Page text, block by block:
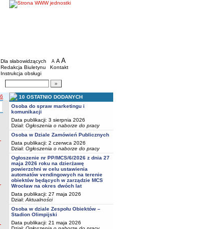
BIP - Młodzieżowe Centrum Sportu we
Menu dodatkowe
Dla słabowidzących A pomniejsz czcionkę
A standardowy rozmiar czcionki
A
Redakcja Biuletynu
Kontakt
Instrukcja obsługi
Wyszukiwarka artykułów
10 OSTATNIO DODANYCH
Osoba do spraw marketingu i
komunikacji
Data publikacji: 3 sierpnia 2026
Dział: Ogłoszenia o naborze do pracy
Osoba w Dziale Zamówień Publicznych
Data publikacji: 2 czerwca 2026
Dział: Ogłoszenia o naborze do pracy
Ogłoszenie nr PP/MCS/6/2026 z dnia 27
maja 2026 roku na dzierżawę
powierzchni w celu ustawienia
automatów vendingowych na terenie
obiektów będących w zarządzie MCS
Wrocław na okres dwóch lat
Data publikacji: 27 maja 2026
Dział: Aktualności
Osoba w dziale Zespołu Obiektów –
Stadion Olimpijski
Data publikacji: 21 maja 2026